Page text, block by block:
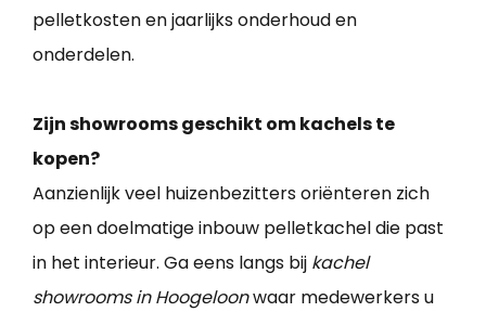
pelletkosten en jaarlijks onderhoud en
onderdelen.
Zijn showrooms geschikt om kachels te
kopen?
Aanzienlijk veel huizenbezitters oriënteren zich
op een doelmatige inbouw pelletkachel die past
in het interieur. Ga eens langs bij kachel
showrooms in Hoogeloonwaar medewerkers u